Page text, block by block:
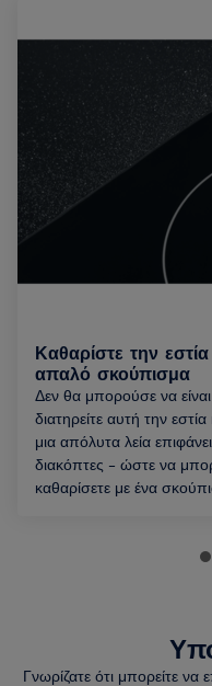
Καθαρίστε την
απαλό σκούπισμα
Δεν θα μπορούσε να
διατηρείτε αυτή την
μια απόλυτα λεία
διακόπτες – ώστε να
καθαρίσετε με ένα
Γνωρίζατε ότι μπορείτε